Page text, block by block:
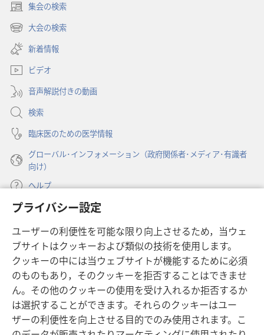
プライバシー設定
ユーザーの利便性を可能な限り向上させるため，当ウェ
ブサイトはクッキーおよび類似の技術を使用します。
クッキーの中には当ウェブサイトが機能するために必須
のものもあり，そのクッキーを拒否することはできませ
ん。その他のクッキーの使用を受け入れるか拒否するか
は選択することができます。それらのクッキーはユー
ザーの利便性を向上させる目的でのみ使用されます。こ
集会の検索
（新
し
タ
で
開
く）
大会の検索
（新
し
い
タ
ブ
で
開
く）
新着情報
ビデオ
音声解説付きの動画
検索
臨床医のための医学情報
グローバル･インフォメーション（政府関係者･メディア･有識者
向け）
ヘルプ
寄付
し
い
タ
ブ
で
開
く）
ものみの塔 オンライン・ライブラリー
（新
し
い
タ
ブ
で
開
JW Hub ®
（新
し
い
タ
ブ
JW Library
Watchtower Library®